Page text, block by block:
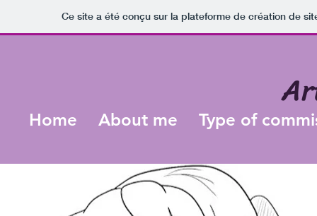
Ce site a été conçu sur la plateforme de création de
Home About me Type of